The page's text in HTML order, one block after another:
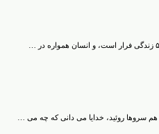
هم سروها روئید، خدایا می دانی که چه می …